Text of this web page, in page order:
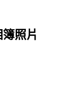
照片